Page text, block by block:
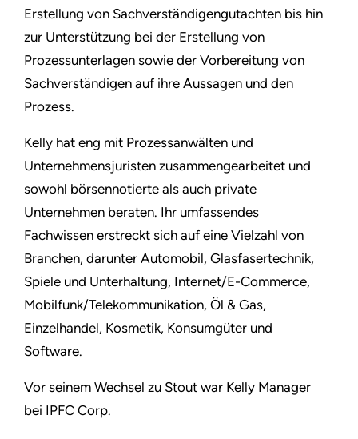
Erstellung von Sachverständigengutachten bis hin
zur Unterstützung bei der Erstellung von
Prozessunterlagen sowie der Vorbereitung von
Sachverständigen auf ihre Aussagen und den
Prozess.
Kelly hat eng mit Prozessanwälten und
Unternehmensjuristen zusammengearbeitet und
sowohl börsennotierte als auch private
Unternehmen beraten. Ihr umfassendes
Fachwissen erstreckt sich auf eine Vielzahl von
Branchen, darunter Automobil, Glasfasertechnik,
Spiele und Unterhaltung, Internet/E-Commerce,
Mobilfunk/Telekommunikation, Öl & Gas,
Einzelhandel, Kosmetik, Konsumgüter und
Software.
Vor seinem Wechsel zu Stout war Kelly Manager
bei IPFC Corp.